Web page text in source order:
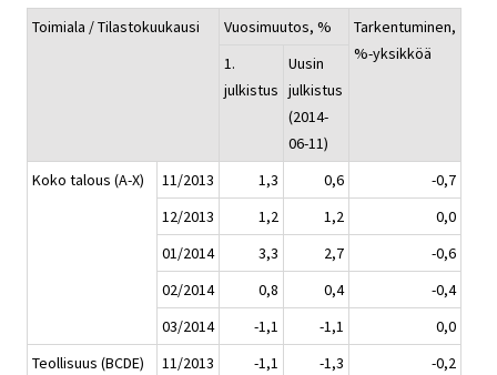
Toimiala / Tilastokuukausi Vuosimuutos, %
Tarkentuminen,
%-yksikköä
1.
julkistus
Uusin
julkistus
(2014-
06-11)
Koko talous (A-X)
11/2013 1,3 0,6
-0,7
12/2013
1,2 1,2
0,0
01/2014
3,3 2,7
-0,6
02/2014
0,8 0,4
-0,4
03/2014
-1,1 -1,1
0,0
Teollisuus (BCDE)
11/2013 -1,1 -1,3
-0,2